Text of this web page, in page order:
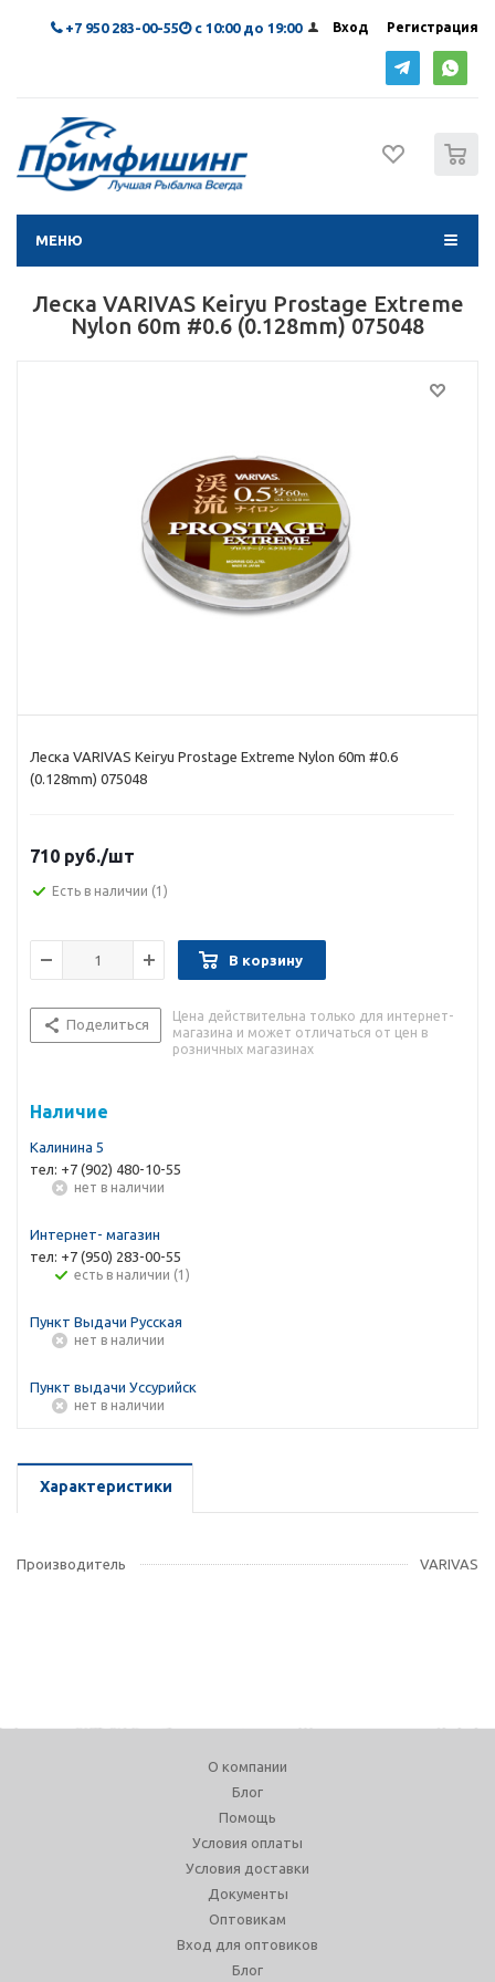
Вход Регистрация
+7 950 283-00-55 с 10:00 до 19:00
МЕНЮ
Леска VARIVAS Keiryu Prostage Extreme
Nylon 60m #0.6 (0.128mm) 075048
Леска VARIVAS Keiryu Prostage Extreme Nylon 60m #0.6
(0.128mm) 075048
710 руб./шт
Есть в наличии (1)
В корзину
Поделиться
Цена действительна только для интернет-
магазина и может отличаться от цен в
розничных магазинах
Наличие
Калинина 5
тел: +7 (902) 480-10-55
Нет в наличии
Интернет- магазин
тел: +7 (950) 283-00-55
Есть в наличии (1)
Пункт Выдачи Русская
Нет в наличии
Пункт выдачи Уссурийск
Нет в наличии
Характеристики
Производитель VARIVAS
О компании
Блог
Помощь
Условия оплаты
Условия доставки
Документы
Оптовикам
Вход для оптовиков
Блог